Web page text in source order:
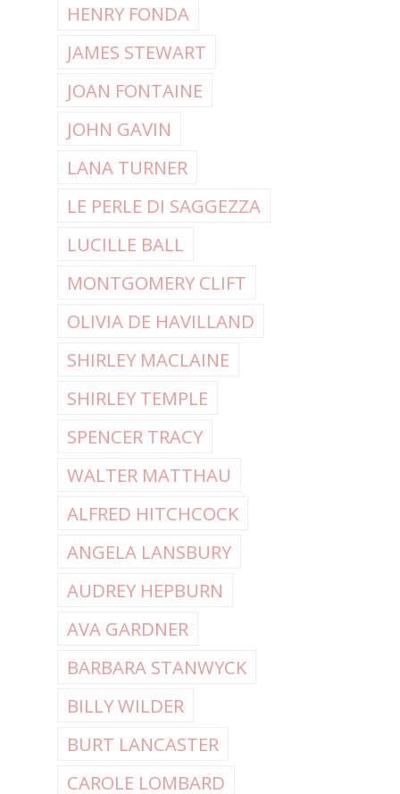
HENRY FONDA
JAMES STEWART
JOAN FONTAINE
JOHN GAVIN
LANA TURNER
LE PERLE DI SAGGEZZA
LUCILLE BALL
MONTGOMERY CLIFT
OLIVIA DE HAVILLAND
SHIRLEY MACLAINE
SHIRLEY TEMPLE
SPENCER TRACY
WALTER MATTHAU
ALFRED HITCHCOCK
ANGELA LANSBURY
AUDREY HEPBURN
AVA GARDNER
BARBARA STANWYCK
BILLY WILDER
BURT LANCASTER
CAROLE LOMBARD